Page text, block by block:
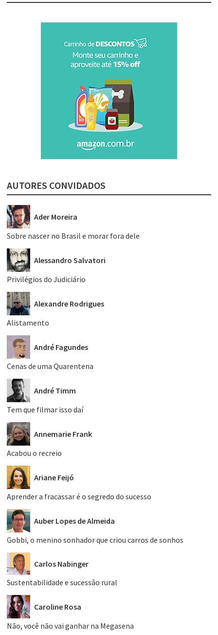
AUTORES CONVIDADOS
Ader Moreira
Sobre nascer no Brasil e morar fora dele
Alessandro Salvatori
Privilégios do Judiciário
Alexandre Rodrigues
Alistamento
André Fagundes
Cenas de uma Quarentena
André Timm
Tem que filmar isso daí
Annemarie Frank
Acabou o recreio
Ariane Feijó
Aprender a fracassar é o segredo do sucesso
Auber Lopes de Almeida
Gobbi, o menino sonhador que criou carros de sonhos
Carlos Nabinger
Sustentabilidade e sucessão rural
Caroline Rosa
Não, você não vai ganhar na Megasena